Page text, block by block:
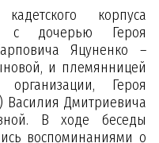
корпуса
с дочерью Героя
Яцуненко –
и племянницей
Героя
Василия Дмитриевича
В ходе беседы
воспоминаниями о